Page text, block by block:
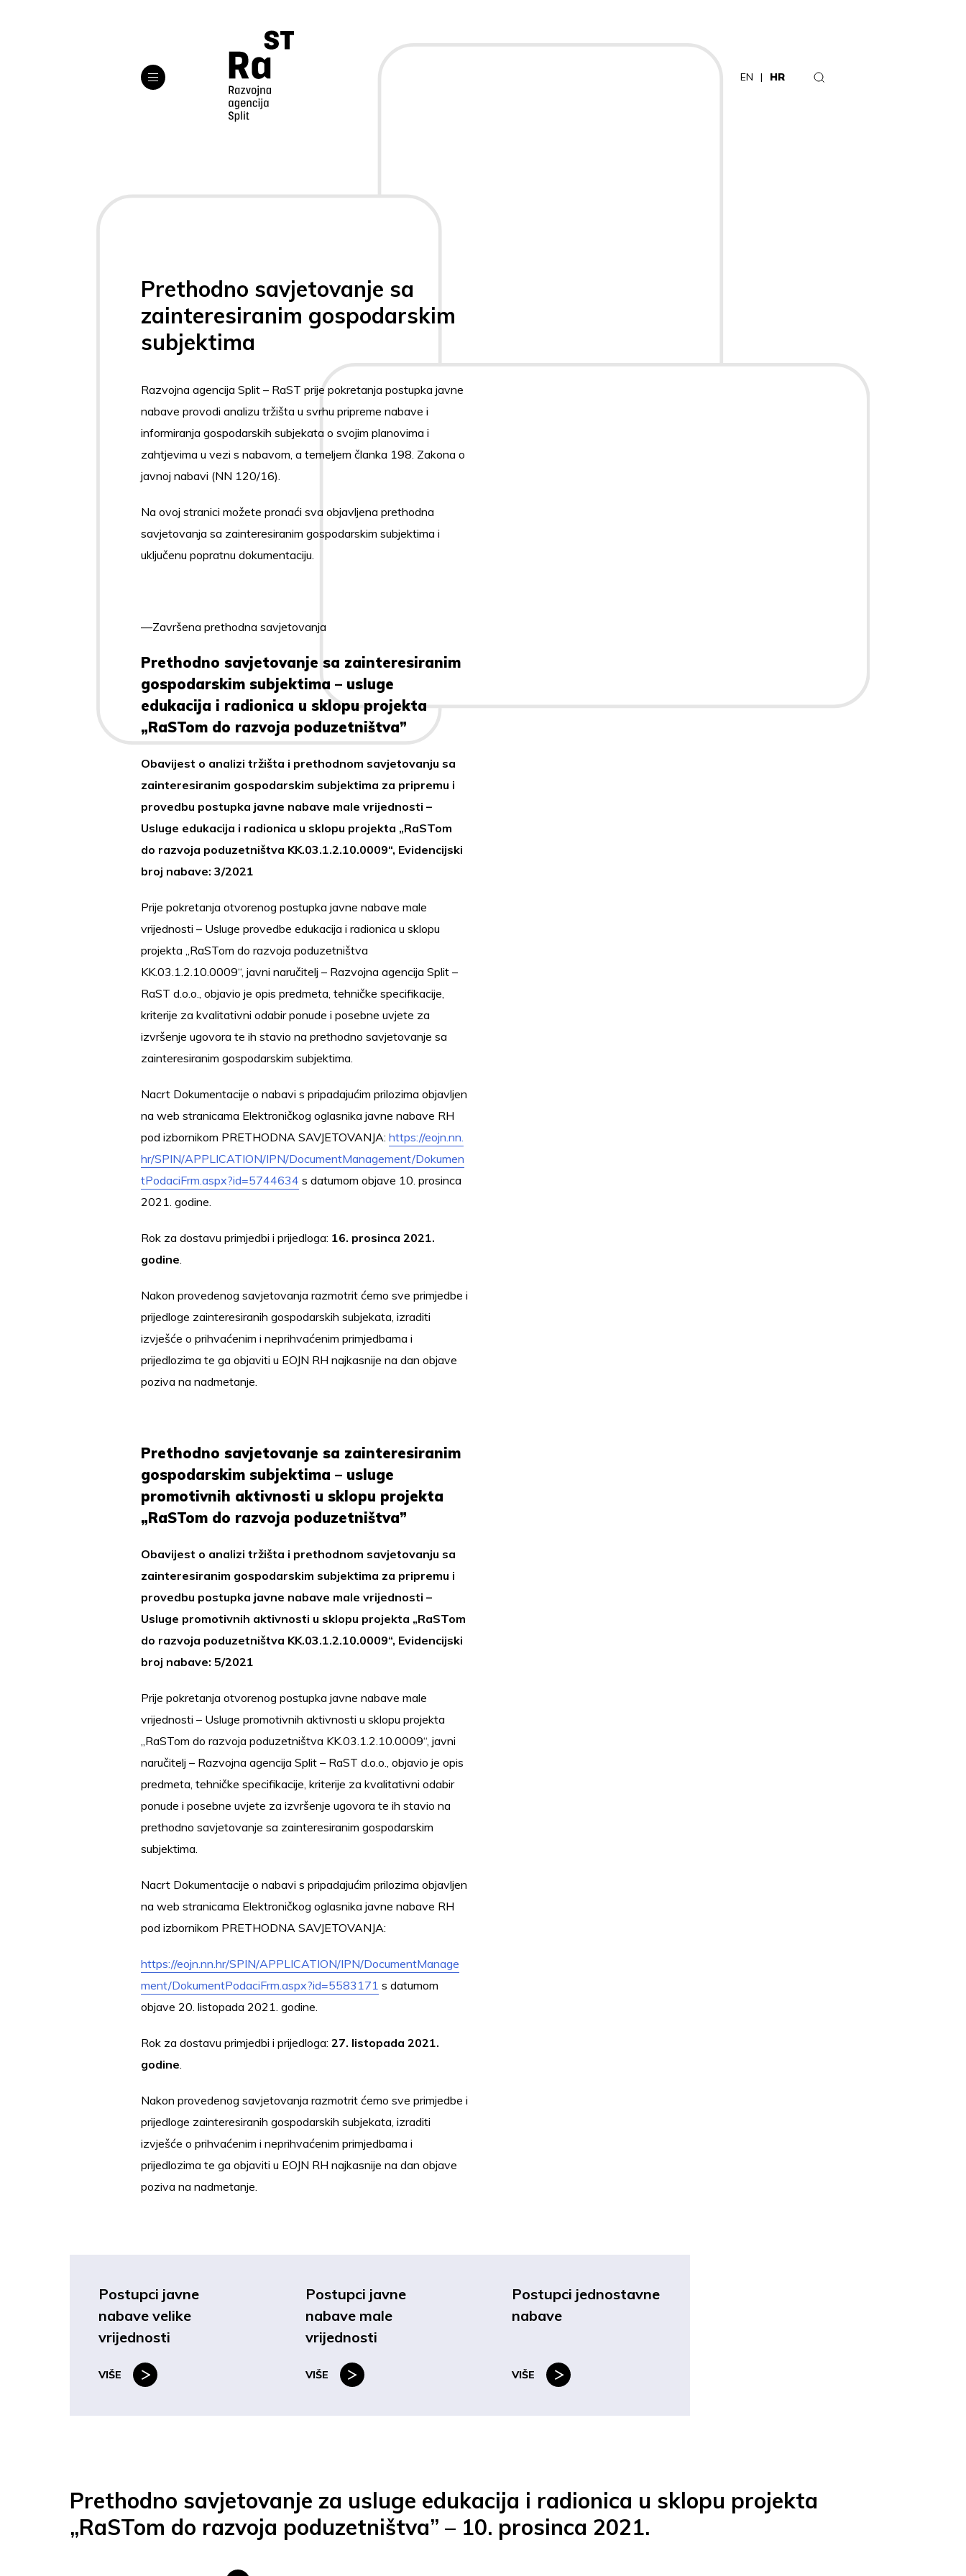
EN HR
Prethodno savjetovanje sa
zainteresiranim gospodarskim
subjektima
Razvojna agencija Split – RaST prije pokretanja postupka javne
nabave provodi analizu tržišta u svrhu pripreme nabave i
informiranja gospodarskih subjekata o svojim planovima i
zahtjevima u vezi s nabavom, a temeljem članka 198. Zakona o
javnoj nabavi (NN 120/16).
Na ovoj stranici možete pronaći sva objavljena prethodna
savjetovanja sa zainteresiranim gospodarskim subjektima i
uključenu popratnu dokumentaciju.
Završena prethodna savjetovanja
Prethodno savjetovanje sa zainteresiranim
gospodarskim subjektima – usluge
edukacija i radionica u sklopu projekta
„RaSTom do razvoja poduzetništva”
Obavijest o analizi tržišta i prethodnom savjetovanju sa
zainteresiranim gospodarskim subjektima za pripremu i
provedbu postupka javne nabave male vrijednosti –
Usluge edukacija i radionica u sklopu projekta „RaSTom
do razvoja poduzetništva KK.03.1.2.10.0009“, Evidencijski
broj nabave: 3/2021
Prije pokretanja otvorenog postupka javne nabave male
vrijednosti – Usluge provedbe edukacija i radionica u sklopu
projekta „RaSTom do razvoja poduzetništva
KK.03.1.2.10.0009“, javni naručitelj – Razvojna agencija Split –
RaST d.o.o., objavio je opis predmeta, tehničke specifikacije,
kriterije za kvalitativni odabir ponude i posebne uvjete za
izvršenje ugovora te ih stavio na prethodno savjetovanje sa
zainteresiranim gospodarskim subjektima.
Nacrt Dokumentacije o nabavi s pripadajućim prilozima objavljen
na web stranicama Elektroničkog oglasnika javne nabave RH
pod izbornikom PRETHODNA SAVJETOVANJA:https://eojn.nn.
hr/SPIN/APPLICATION/IPN/DocumentManagement/Dokumen
tPodaciFrm.aspx?id=5744634 s datumom objave 10. prosinca
2021. godine.
Rok za dostavu primjedbi i prijedloga: 16. prosinca 2021.
godine.
Nakon provedenog savjetovanja razmotrit ćemo sve primjedbe i
prijedloge zainteresiranih gospodarskih subjekata, izraditi
izvješće o prihvaćenim i neprihvaćenim primjedbama i
prijedlozima te ga objaviti u EOJN RH najkasnije na dan objave
poziva na nadmetanje.
Prethodno savjetovanje sa zainteresiranim
gospodarskim subjektima – usluge
promotivnih aktivnosti u sklopu projekta
„RaSTom do razvoja poduzetništva”
Obavijest o analizi tržišta i prethodnom savjetovanju sa
zainteresiranim gospodarskim subjektima za pripremu i
provedbu postupka javne nabave male vrijednosti –
Usluge promotivnih aktivnosti u sklopu projekta „RaSTom
do razvoja poduzetništva KK.03.1.2.10.0009“, Evidencijski
broj nabave: 5/2021
Prije pokretanja otvorenog postupka javne nabave male
vrijednosti – Usluge promotivnih aktivnosti u sklopu projekta
„RaSTom do razvoja poduzetništva KK.03.1.2.10.0009“, javni
naručitelj – Razvojna agencija Split – RaST d.o.o., objavio je opis
predmeta, tehničke specifikacije, kriterije za kvalitativni odabir
ponude i posebne uvjete za izvršenje ugovora te ih stavio na
prethodno savjetovanje sa zainteresiranim gospodarskim
subjektima.
Nacrt Dokumentacije o nabavi s pripadajućim prilozima objavljen
na web stranicama Elektroničkog oglasnika javne nabave RH
pod izbornikom PRETHODNA SAVJETOVANJA:
https://eojn.nn.hr/SPIN/APPLICATION/IPN/DocumentManage
ment/DokumentPodaciFrm.aspx?id=5583171 s datumom
objave 20. listopada 2021. godine.
Rok za dostavu primjedbi i prijedloga:27. listopada 2021.
godine.
Nakon provedenog savjetovanja razmotrit ćemo sve primjedbe i
prijedloge zainteresiranih gospodarskih subjekata, izraditi
izvješće o prihvaćenim i neprihvaćenim primjedbama i
prijedlozima te ga objaviti u EOJN RH najkasnije na dan objave
poziva na nadmetanje.
Postupci javne
nabave velike
vrijednosti
VIŠE
Postupci javne
nabave male
vrijednosti
VIŠE
Postupci jednostavne
nabave
VIŠE
Prethodno savjetovanje za usluge edukacija i radionica u sklopu projekta
„RaSTom do razvoja poduzetništva” – 10. prosinca 2021.